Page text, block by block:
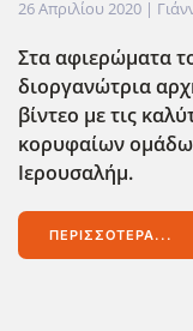
26 Απριλίου 2020 |
Στα αφιερώματα
διοργανώτρια
βίντεο με τις
κορυφαίων
Ιερουσαλήμ.
ΠΕΡΙΣΣΌΤΕΡΑ...